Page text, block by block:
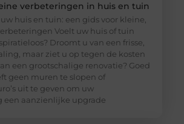
verbeteringen in huis en tuin
huis en tuin: een gids voor kleine,
Voelt uw huis of tuin
Droomt u van een frisse,
maar ziet u op tegen de kosten
een grootschalige renovatie? Goed
geen muren te slopen of
uit te geven om uw
een aanzienlijke upgrade